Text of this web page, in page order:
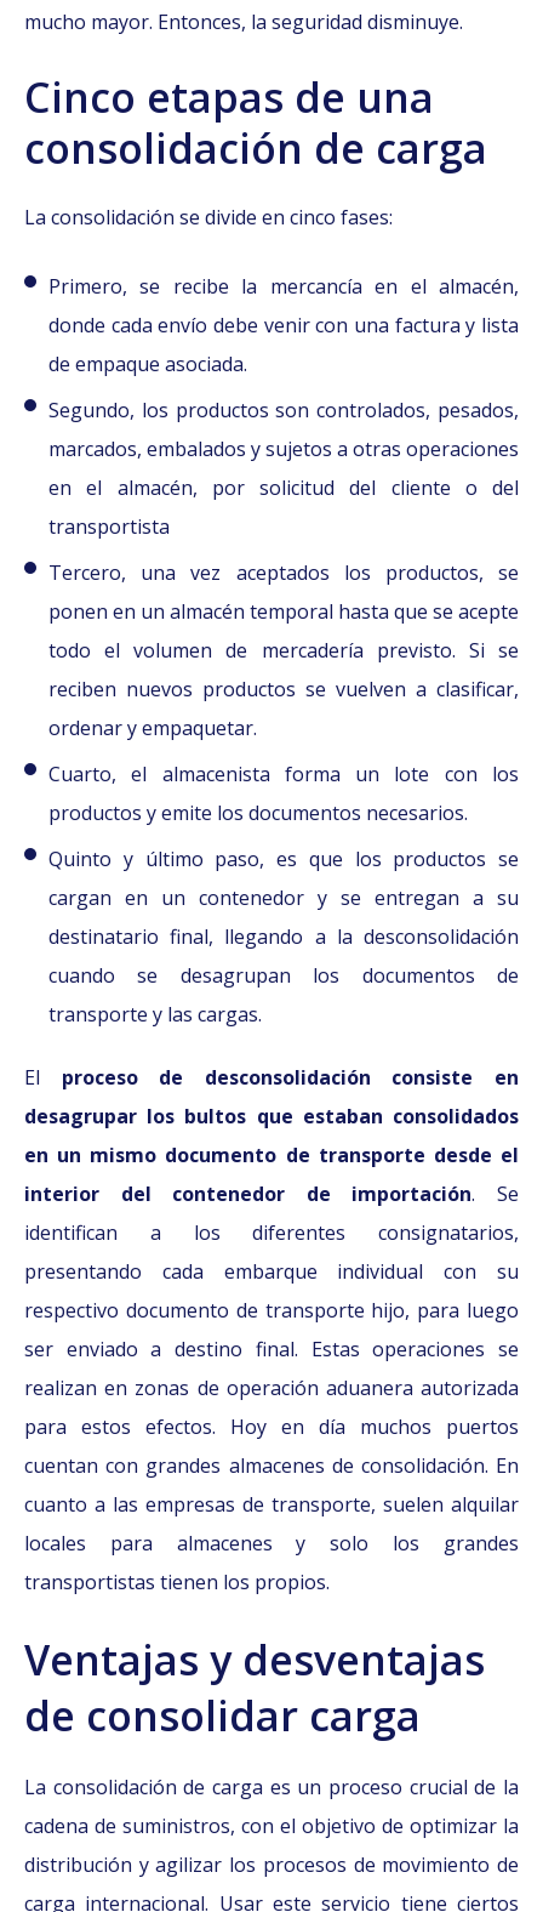
mucho mayor. Entonces, la seguridad disminuye.
Cinco etapas de una
consolidación de carga
La consolidación se divide en cinco fases:
Primero, se recibe la mercancía en el almacén,
donde cada envío debe venir con una factura y lista
de empaque asociada.
Segundo, los productos son controlados, pesados,
marcados, embalados y sujetos a otras operaciones
en el almacén, por solicitud del cliente o del
transportista
Tercero, una vez aceptados los productos, se
ponen en un almacén temporal hasta que se acepte
todo el volumen de mercadería previsto. Si se
reciben nuevos productos se vuelven a clasificar,
ordenar y empaquetar.
Cuarto, el almacenista forma un lote con los
productos y emite los documentos necesarios.
Quinto y último paso, es que los productos se
cargan en un contenedor y se entregan a su
destinatario final, llegando a la desconsolidación
cuando se desagrupan los documentos de
transporte y las cargas.
El proceso de desconsolidación consiste en
desagrupar los bultos que estaban consolidados
en un mismo documento de transporte desde el
interior del contenedor de importación. Se
identifican a los diferentes consignatarios,
presentando cada embarque individual con su
respectivo documento de transporte hijo, para luego
ser enviado a destino final. Estas operaciones se
realizan en zonas de operación aduanera autorizada
para estos efectos. Hoy en día muchos puertos
cuentan con grandes almacenes de consolidación. En
cuanto a las empresas de transporte, suelen alquilar
locales para almacenes y solo los grandes
transportistas tienen los propios.
Ventajas y desventajas
de consolidar carga
La consolidación de carga es un proceso crucial de la
cadena de suministros, con el objetivo de optimizar la
distribución y agilizar los procesos de movimiento de
carga internacional. Usar este servicio tiene ciertos